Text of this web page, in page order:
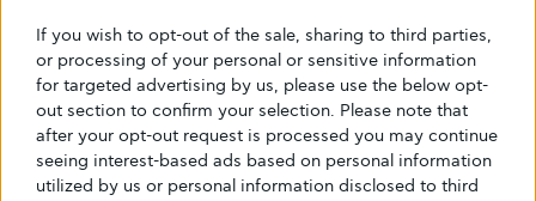
If you wish to opt-out of the sale, sharing to third parties,
or processing of your personal or sensitive information
for targeted advertising by us, please use the below opt-
out section to confirm your selection. Please note that
after your opt-out request is processed you may continue
seeing interest-based ads based on personal information
utilized by us or personal information disclosed to third